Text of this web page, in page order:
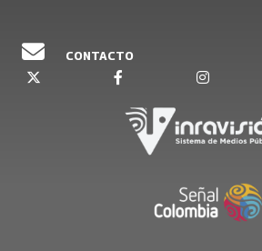
CONTACTO